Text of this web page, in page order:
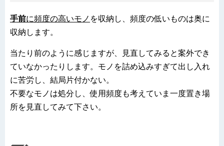
手前に頻度の高いモノ を収納し、頻度の低いものは奥に
収納します。
当たり前のように感じますが、見直してみると案外でき
ていなかったりします。モノを詰め込みすぎて出し入れ
に苦労し、結局片付かない。
不要なモノは処分し、使用頻度も考えていま一度置き場
所を見直してみて下さい。